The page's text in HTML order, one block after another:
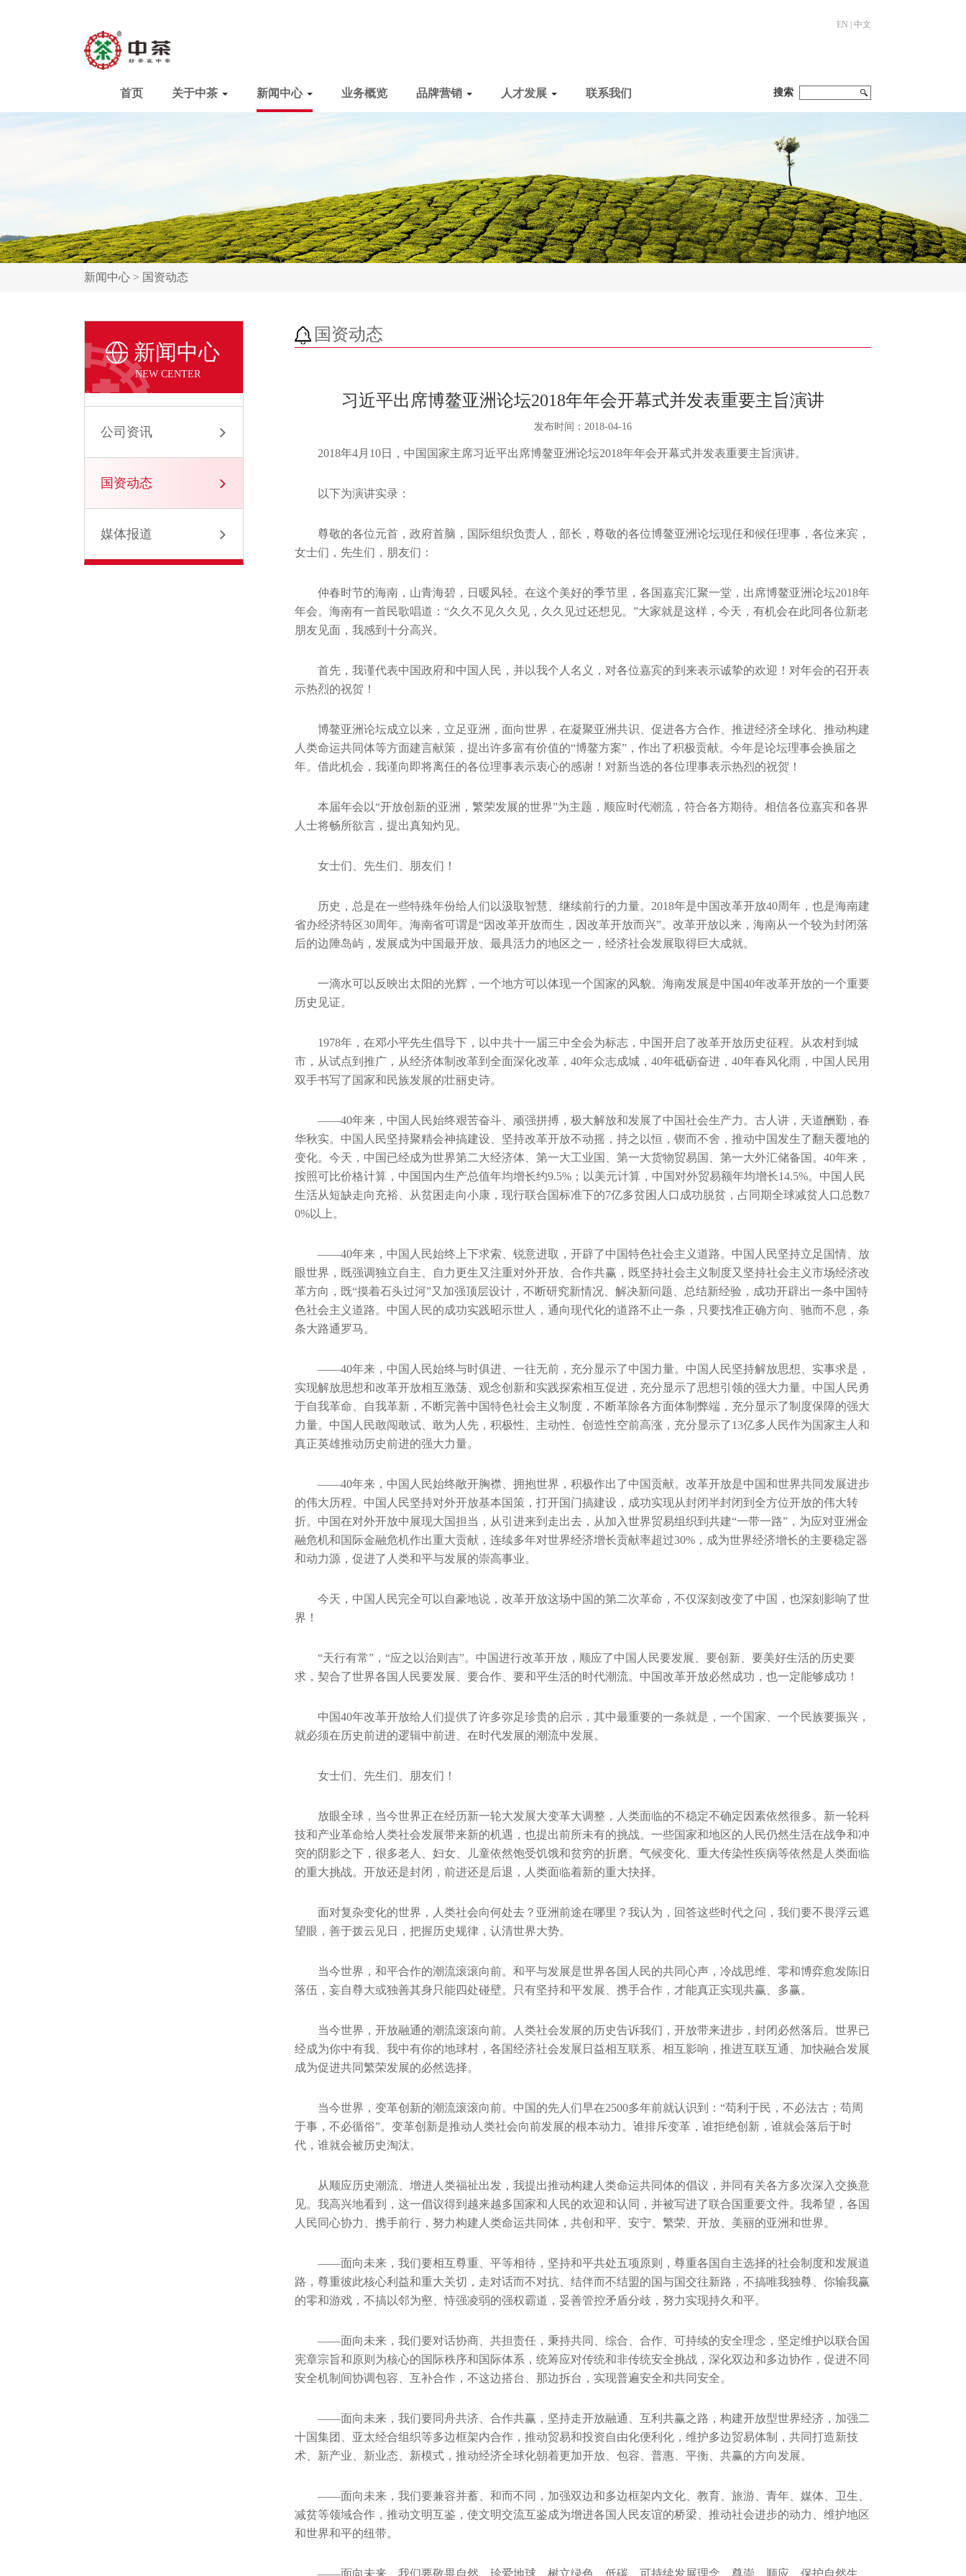
EN 中文
首页 关于中茶 新闻中心 业务概览 品牌营销 人才发展 联系我们 搜索
新闻中心 > 国资动态
新闻中心
NEW CENTER
公司资讯
国资动态
媒体报道
国资动态
习近平出席博鳌亚洲论坛2018年年会开幕式并发表重要主旨演讲
发布时间： 2018-04-16
2018年4月10日，中国国家主席习近平出席博鳌亚洲论坛2018年年会开幕式并发表重要主旨演讲。
以下为演讲实录：
尊敬的各位元首，政府首脑，国际组织负责人，部长，尊敬的各位博鳌亚洲论坛现任和候任理事，各位来宾，
女士们，先生们，朋友们：
仲春时节的海南，山青海碧，日暖风轻。在这个美好的季节里，各国嘉宾汇聚一堂，出席博鳌亚洲论坛2018年
年会。海南有一首民歌唱道：“久久不见久久见，久久见过还想见。”大家就是这样，今天，有机会在此同各位新老
朋友见面，我感到十分高兴。
首先，我谨代表中国政府和中国人民，并以我个人名义，对各位嘉宾的到来表示诚挚的欢迎！对年会的召开表
示热烈的祝贺！
博鳌亚洲论坛成立以来，立足亚洲，面向世界，在凝聚亚洲共识、促进各方合作、推进经济全球化、推动构建
人类命运共同体等方面建言献策，提出许多富有价值的“博鳌方案”，作出了积极贡献。今年是论坛理事会换届之
年。借此机会，我谨向即将离任的各位理事表示衷心的感谢！对新当选的各位理事表示热烈的祝贺！
本届年会以“开放创新的亚洲，繁荣发展的世界”为主题，顺应时代潮流，符合各方期待。相信各位嘉宾和各界
人士将畅所欲言，提出真知灼见。
女士们、先生们、朋友们！
历史，总是在一些特殊年份给人们以汲取智慧、继续前行的力量。2018年是中国改革开放40周年，也是海南建
省办经济特区30周年。海南省可谓是“因改革开放而生，因改革开放而兴”。改革开放以来，海南从一个较为封闭落
后的边陲岛屿，发展成为中国最开放、最具活力的地区之一，经济社会发展取得巨大成就。
一滴水可以反映出太阳的光辉，一个地方可以体现一个国家的风貌。海南发展是中国40年改革开放的一个重要
历史见证。
1978年，在邓小平先生倡导下，以中共十一届三中全会为标志，中国开启了改革开放历史征程。从农村到城
市，从试点到推广，从经济体制改革到全面深化改革，40年众志成城，40年砥砺奋进，40年春风化雨，中国人民用
双手书写了国家和民族发展的壮丽史诗。
——40年来，中国人民始终艰苦奋斗、顽强拼搏，极大解放和发展了中国社会生产力。古人讲，天道酬勤，春
华秋实。中国人民坚持聚精会神搞建设、坚持改革开放不动摇，持之以恒，锲而不舍，推动中国发生了翻天覆地的
变化。今天，中国已经成为世界第二大经济体、第一大工业国、第一大货物贸易国、第一大外汇储备国。40年来，
按照可比价格计算，中国国内生产总值年均增长约9.5%；以美元计算，中国对外贸易额年均增长14.5%。中国人民
生活从短缺走向充裕、从贫困走向小康，现行联合国标准下的7亿多贫困人口成功脱贫，占同期全球减贫人口总数7
0%以上。
——40年来，中国人民始终上下求索、锐意进取，开辟了中国特色社会主义道路。中国人民坚持立足国情、放
眼世界，既强调独立自主、自力更生又注重对外开放、合作共赢，既坚持社会主义制度又坚持社会主义市场经济改
革方向，既“摸着石头过河”又加强顶层设计，不断研究新情况、解决新问题、总结新经验，成功开辟出一条中国特
色社会主义道路。中国人民的成功实践昭示世人，通向现代化的道路不止一条，只要找准正确方向、驰而不息，条
条大路通罗马。
——40年来，中国人民始终与时俱进、一往无前，充分显示了中国力量。中国人民坚持解放思想、实事求是，
实现解放思想和改革开放相互激荡、观念创新和实践探索相互促进，充分显示了思想引领的强大力量。中国人民勇
于自我革命、自我革新，不断完善中国特色社会主义制度，不断革除各方面体制弊端，充分显示了制度保障的强大
力量。中国人民敢闯敢试、敢为人先，积极性、主动性、创造性空前高涨，充分显示了13亿多人民作为国家主人和
真正英雄推动历史前进的强大力量。
——40年来，中国人民始终敞开胸襟、拥抱世界，积极作出了中国贡献。改革开放是中国和世界共同发展进步
的伟大历程。中国人民坚持对外开放基本国策，打开国门搞建设，成功实现从封闭半封闭到全方位开放的伟大转
折。中国在对外开放中展现大国担当，从引进来到走出去，从加入世界贸易组织到共建“一带一路”，为应对亚洲金
融危机和国际金融危机作出重大贡献，连续多年对世界经济增长贡献率超过30%，成为世界经济增长的主要稳定器
和动力源，促进了人类和平与发展的崇高事业。
今天，中国人民完全可以自豪地说，改革开放这场中国的第二次革命，不仅深刻改变了中国，也深刻影响了世
界！
“天行有常”，“应之以治则吉”。中国进行改革开放，顺应了中国人民要发展、要创新、要美好生活的历史要
求，契合了世界各国人民要发展、要合作、要和平生活的时代潮流。中国改革开放必然成功，也一定能够成功！
中国40年改革开放给人们提供了许多弥足珍贵的启示，其中最重要的一条就是，一个国家、一个民族要振兴，
就必须在历史前进的逻辑中前进、在时代发展的潮流中发展。
女士们、先生们、朋友们！
放眼全球，当今世界正在经历新一轮大发展大变革大调整，人类面临的不稳定不确定因素依然很多。新一轮科
技和产业革命给人类社会发展带来新的机遇，也提出前所未有的挑战。一些国家和地区的人民仍然生活在战争和冲
突的阴影之下，很多老人、妇女、儿童依然饱受饥饿和贫穷的折磨。气候变化、重大传染性疾病等依然是人类面临
的重大挑战。开放还是封闭，前进还是后退，人类面临着新的重大抉择。
面对复杂变化的世界，人类社会向何处去？亚洲前途在哪里？我认为，回答这些时代之问，我们要不畏浮云遮
望眼，善于拨云见日，把握历史规律，认清世界大势。
当今世界，和平合作的潮流滚滚向前。和平与发展是世界各国人民的共同心声，冷战思维、零和博弈愈发陈旧
落伍，妄自尊大或独善其身只能四处碰壁。只有坚持和平发展、携手合作，才能真正实现共赢、多赢。
当今世界，开放融通的潮流滚滚向前。人类社会发展的历史告诉我们，开放带来进步，封闭必然落后。世界已
经成为你中有我、我中有你的地球村，各国经济社会发展日益相互联系、相互影响，推进互联互通、加快融合发展
成为促进共同繁荣发展的必然选择。
当今世界，变革创新的潮流滚滚向前。中国的先人们早在2500多年前就认识到：“苟利于民，不必法古；苟周
于事，不必循俗”。变革创新是推动人类社会向前发展的根本动力。谁排斥变革，谁拒绝创新，谁就会落后于时
代，谁就会被历史淘汰。
从顺应历史潮流、增进人类福祉出发，我提出推动构建人类命运共同体的倡议，并同有关各方多次深入交换意
见。我高兴地看到，这一倡议得到越来越多国家和人民的欢迎和认同，并被写进了联合国重要文件。我希望，各国
人民同心协力、携手前行，努力构建人类命运共同体，共创和平、安宁、繁荣、开放、美丽的亚洲和世界。
——面向未来，我们要相互尊重、平等相待，坚持和平共处五项原则，尊重各国自主选择的社会制度和发展道
路，尊重彼此核心利益和重大关切，走对话而不对抗、结伴而不结盟的国与国交往新路，不搞唯我独尊、你输我赢
的零和游戏，不搞以邻为壑、恃强凌弱的强权霸道，妥善管控矛盾分歧，努力实现持久和平。
——面向未来，我们要对话协商、共担责任，秉持共同、综合、合作、可持续的安全理念，坚定维护以联合国
宪章宗旨和原则为核心的国际秩序和国际体系，统筹应对传统和非传统安全挑战，深化双边和多边协作，促进不同
安全机制间协调包容、互补合作，不这边搭台、那边拆台，实现普遍安全和共同安全。
——面向未来，我们要同舟共济、合作共赢，坚持走开放融通、互利共赢之路，构建开放型世界经济，加强二
十国集团、亚太经合组织等多边框架内合作，推动贸易和投资自由化便利化，维护多边贸易体制，共同打造新技
术、新产业、新业态、新模式，推动经济全球化朝着更加开放、包容、普惠、平衡、共赢的方向发展。
——面向未来，我们要兼容并蓄、和而不同，加强双边和多边框架内文化、教育、旅游、青年、媒体、卫生、
减贫等领域合作，推动文明互鉴，使文明交流互鉴成为增进各国人民友谊的桥梁、推动社会进步的动力、维护地区
和世界和平的纽带。